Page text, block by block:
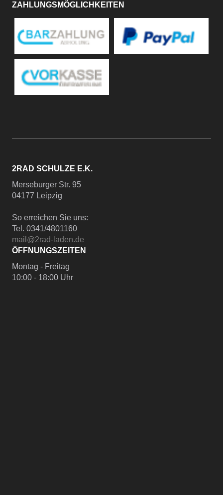
ZAHLUNGSMÖGLICHKEITEN
2RAD SCHULZE E.K.
Merseburger Str. 95
04177 Leipzig
So erreichen Sie uns:
Tel. 0341/4801160
mail@2rad-laden.de
ÖFFNUNGSZEITEN
Montag - Freitag
10:00 - 18:00 Uhr